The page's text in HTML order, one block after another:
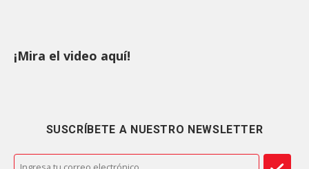
¡Mira el video aquí!
SUSCRÍBETE A NUESTRO NEWSLETTER